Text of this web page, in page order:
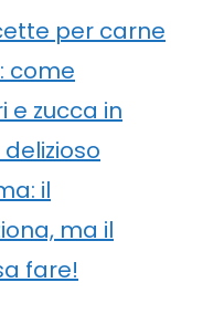
per carne
come
e zucca in
il
ma il
fare!